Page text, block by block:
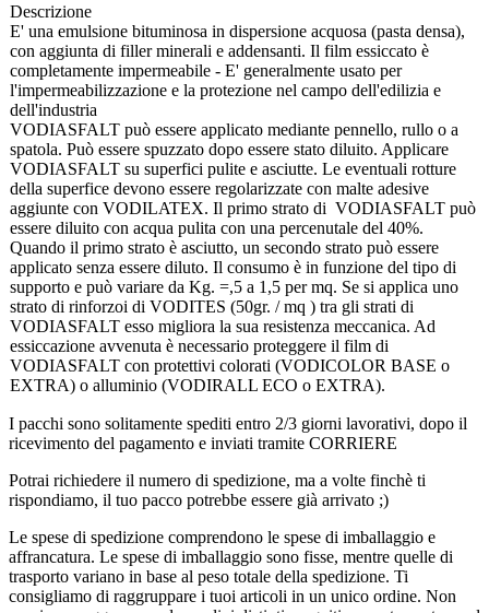
Descrizione
E' una emulsione bituminosa in dispersione acquosa (pasta densa),
con aggiunta di filler minerali e addensanti. Il film essiccato è
completamente impermeabile - E' generalmente usato per
l'impermeabilizzazione e la protezione nel campo dell'edilizia e
dell'industria
VODIASFALT può essere applicato mediante pennello, rullo o a
spatola. Può essere spuzzato dopo essere stato diluito. Applicare
VODIASFALT su superfici pulite e asciutte. Le eventuali rotture
della superfice devono essere regolarizzate con malte adesive
aggiunte con VODILATEX. Il primo strato di VODIASFALT può
essere diluito con acqua pulita con una percenutale del 40%.
Quando il primo strato è asciutto, un secondo strato può essere
applicato senza essere diluto. Il consumo è in funzione del tipo di
supporto e può variare da Kg. =,5 a 1,5 per mq. Se si applica uno
strato di rinforzoi di VODITES (50gr. / mq ) tra gli strati di
VODIASFALT esso migliora la sua resistenza meccanica. Ad
essiccazione avvenuta è necessario proteggere il film di
VODIASFALT con protettivi colorati (VODICOLOR BASE o
EXTRA) o alluminio (VODIRALL ECO o EXTRA).
I pacchi sono solitamente spediti entro 2/3 giorni lavorativi, dopo il
ricevimento del pagamento e inviati tramite CORRIERE
Potrai richiedere il numero di spedizione, ma a volte finchè ti
rispondiamo, il tuo pacco potrebbe essere già arrivato ;)
Le spese di spedizione comprendono le spese di imballaggio e
affrancatura. Le spese di imballaggio sono fisse, mentre quelle di
trasporto variano in base al peso totale della spedizione. Ti
consigliamo di raggruppare i tuoi articoli in un unico ordine. Non